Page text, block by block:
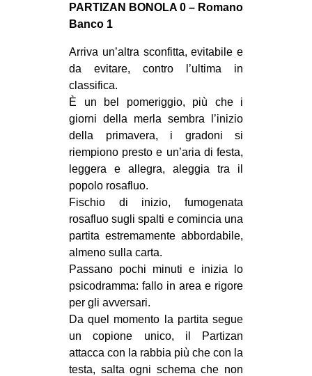
SPAZI
SPORT POPOLARE
MOVIMENTI
AMBIENTE
ANTIFASCISMO
DIRITTO ALL’ABITARE
MIGRAZIONI
PRECARIATO
REPRESSIONE
STUDENTI
CULTURE
ARTE
CINEMA
PARTIZAN BONOLA 0 – Romano
Banco 1
Arriva un’altra sconfitta, evitabile e
da evitare, contro l’ultima in
classifica.
È un bel pomeriggio, più che i
giorni della merla sembra l’inizio
della primavera, i gradoni si
riempiono presto e un’aria di festa,
leggera e allegra, aleggia tra il
popolo rosafluo.
Fischio di inizio, fumogenata
rosafluo sugli spalti e comincia una
partita estremamente abbordabile,
almeno sulla carta.
Passano pochi minuti e inizia lo
psicodramma: fallo in area e rigore
per gli avversari.
Da quel momento la partita segue
un copione unico, il Partizan
attacca con la rabbia più che con la
testa, salta ogni schema che non